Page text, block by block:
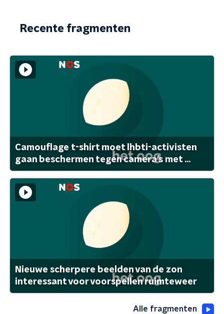
Recente fragmenten
Camouflage t-shirt moet lhbti-activisten
gaan beschermen tegen camera's met ...
Nieuwe scherpere beelden van de zon
interessant voor voorspellen ruimteweer
Alle fragmenten